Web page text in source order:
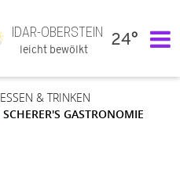
IDAR-OBERSTEIN
leicht bewölkt
24°
ESSEN & TRINKEN
SCHERER'S GASTRONOMIE